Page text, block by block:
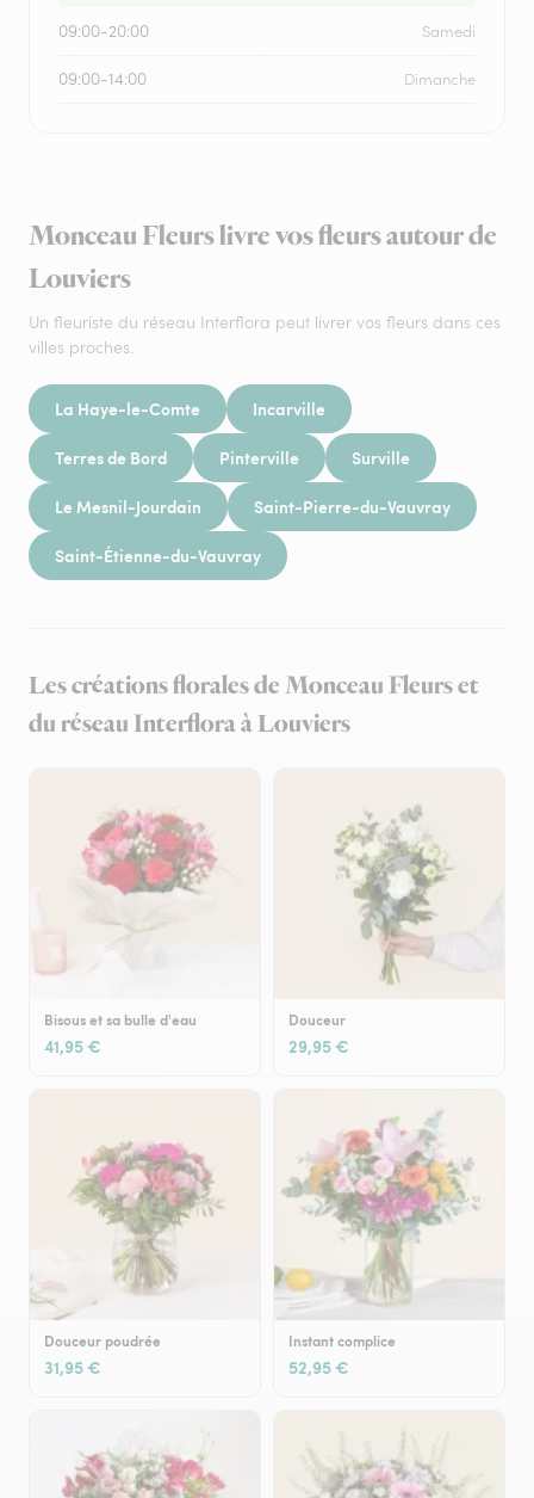
09:00-20:00 Samedi
09:00-14:00 Dimanche
Monceau Fleurs livre vos fleurs autour de
Louviers
Un fleuriste du réseau Interflora peut livrer vos fleurs dans ces
villes proches.
La Haye-le-Comte Incarville
Terres de Bord Pinterville Surville
Le Mesnil-Jourdain Saint-Pierre-du-Vauvray
Saint-Étienne-du-Vauvray
Les créations florales de Monceau Fleurs et
du réseau Interflora à Louviers
Bisous et sa bulle d'eau
41,95 €
Douceur
29,95 €
Douceur poudrée
31,95 €
Instant complice
52,95 €